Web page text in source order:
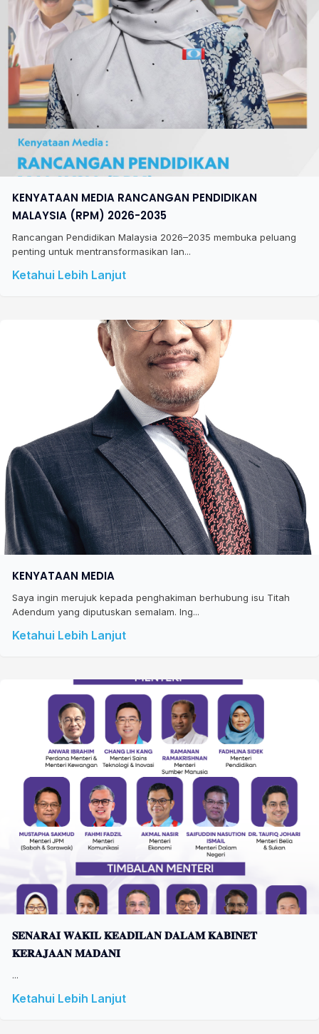
KENYATAAN MEDIA RANCANGAN PENDIDIKAN
MALAYSIA (RPM) 2026-2035
Rancangan Pendidikan Malaysia 2026–2035 membuka peluang
penting untuk mentransformasikan lan...
Ketahui Lebih Lanjut
KENYATAAN MEDIA
Saya ingin merujuk kepada penghakiman berhubung isu Titah
Adendum yang diputuskan semalam. Ing...
Ketahui Lebih Lanjut
𝐒𝐄𝐍𝐀𝐑𝐀𝐈 𝐖𝐀𝐊𝐈𝐋 𝐊𝐄𝐀𝐃𝐈𝐋𝐀𝐍 𝐃𝐀𝐋𝐀𝐌 𝐊𝐀𝐁𝐈𝐍𝐄𝐓
𝐊𝐄𝐑𝐀𝐉𝐀𝐀𝐍 𝐌𝐀𝐃𝐀𝐍𝐈
...
Ketahui Lebih Lanjut